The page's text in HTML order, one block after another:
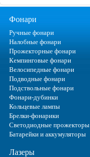
Фонари
Ручные фонари
Налобные фонари
Прожекторные фонари
Кемпинговые фонари
Велосипедные фонари
Подводные фонари
Подствольные фонари
Фонари-дубинки
Кольцевые лампы
Брелки-фонарики
Светодиодные прожекторы
Батарейки и аккумуляторы
Лазеры